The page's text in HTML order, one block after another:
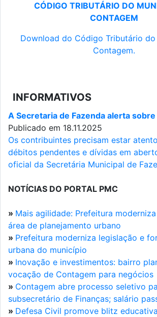
CÓDIGO TRIBUTÁRIO DO
CONTAGEM
Download do Código Tributário
Contagem.
INFORMATIVOS
A Secretaria de Fazenda alerta sobre
Publicado em 18.11.2025
Os contribuintes precisam estar
débitos pendentes e dívidas em
oficial da Secretária Municipal de
NOTÍCIAS DO PORTAL PMC
» Mais agilidade: Prefeitura
área de planejamento urbano
» Prefeitura moderniza legislação e
urbana do município
» Inovação e investimentos: bairro
vocação de Contagem para negócios
» Contagem abre processo seletivo
subsecretário de Finanças; salário
» Defesa Civil promove blitz